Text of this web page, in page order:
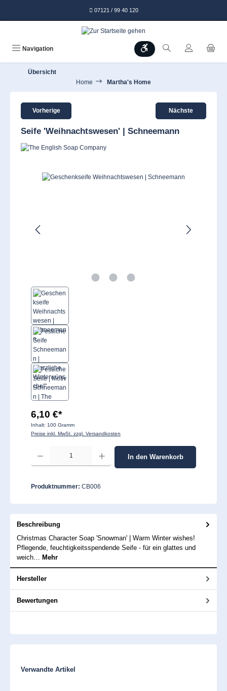
07121 / 99 40 120
Navigation Werkzeugleiste anzeigen
Übersicht
Home
Martha's Home
Vorherige Nächste
Seife 'Weihnachtswesen' | Schneemann
Bildergalerie überspringen
6,10 €*
Inhalt: 100 Gramm
Preise inkl. MwSt. zzgl. Versandkosten
Produkt Anzahl: Gib den gewünschten Wert ein oder benutze die Schaltflächen
In den Warenkorb
Produktnummer: CB006
Beschreibung
Christmas Character Soap 'Snowman' | Warm Winter wishes!
Pflegende, feuchtigkeitsspendende Seife - für ein glattes und
weich… Mehr
Hersteller
Bewertungen
Produktgalerie überspringen
Verwandte Artikel